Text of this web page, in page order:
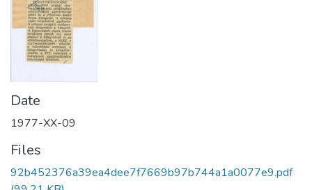
Date
1977-XX-09
Files
92b452376a39ea4dee7f7669b97b744a1a0077e9.pdf